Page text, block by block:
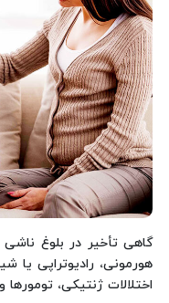
گاهی تأخیر در بلوغ
هورمونی، رادیوتراپی یا
اختلالات ژنتیکی،